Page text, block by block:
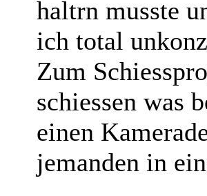
haltrn musste
ich total
Zum
schiessen was
einen
jemanden in